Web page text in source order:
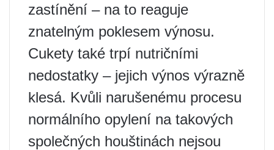
zastínění – na to reaguje
znatelným poklesem výnosu.
Cukety také trpí nutričními
nedostatky – jejich výnos výrazně
klesá. Kvůli narušenému procesu
normálního opylení na takových
společných houštinách nejsou